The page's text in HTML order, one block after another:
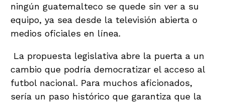
ningún guatemalteco se quede sin ver a su
equipo, ya sea desde la televisión abierta o
medios oficiales en línea.
La propuesta legislativa abre la puerta a un
cambio que podría democratizar el acceso al
futbol nacional. Para muchos aficionados,
sería un paso histórico que garantiza que la